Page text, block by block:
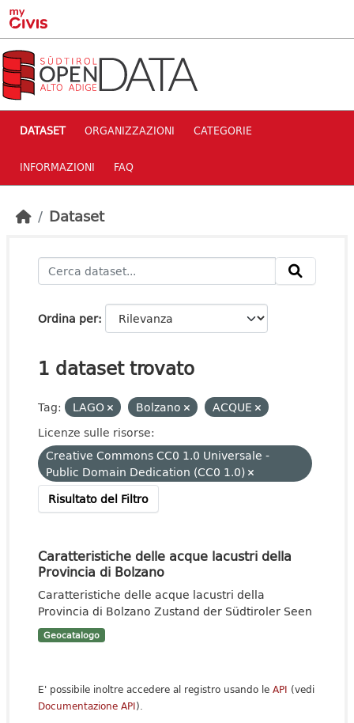
Skip to main content
DATASET ORGANIZZAZIONI CATEGORIE
INFORMAZIONI FAQ
Dataset
Ordina per
1 dataset trovato
Tag: LAGO Bolzano
ACQUE
Licenze sulle risorse:
Creative Commons CC0 1.0 Universale -
Public Domain Dedication (CC0 1.0)
Risultato del Filtro
Caratteristiche delle acque lacustri della
Provincia di Bolzano
Caratteristiche delle acque lacustri della
Provincia di Bolzano Zustand der Südtiroler Seen
Geocatalogo
E' possibile inoltre accedere al registro usando le API (vedi
Documentazione API).